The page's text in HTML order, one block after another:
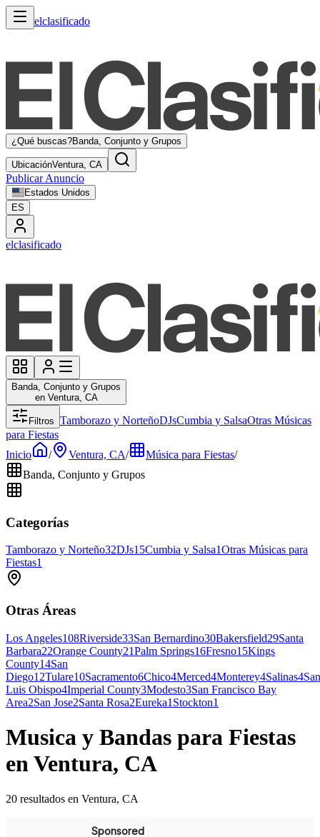
elclasificado
¿Qué buscas?Banda, Conjunto y Grupos
UbicaciónVentura, CA
Publicar Anuncio
Estados Unidos
ES
elclasificado
Banda, Conjunto y Grupos
en Ventura, CA
Filtros Tamborazo y NorteñoDJsCumbia y SalsaOtras Músicas
para Fiestas
Inicio
/ Ventura, CA/ Música para Fiestas/
Banda, Conjunto y Grupos
Categorías
Tamborazo y Norteño32DJs15Cumbia y Salsa1Otras Músicas para
Fiestas1
Otras Áreas
Los Angeles108Riverside33San Bernardino30Bakersfield29Santa
Barbara22Orange County21Palm Springs16Fresno15Kings
County14San
Diego12Tulare10Sacramento6Chico4Merced4Monterey4Salinas4San
Luis Obispo4Imperial County3Modesto3San Francisco Bay
Area2San Jose2Santa Rosa2Eureka1 Stockton1
Musica y Bandas para Fiestas
en Ventura, CA
20 resultados en Ventura, CA